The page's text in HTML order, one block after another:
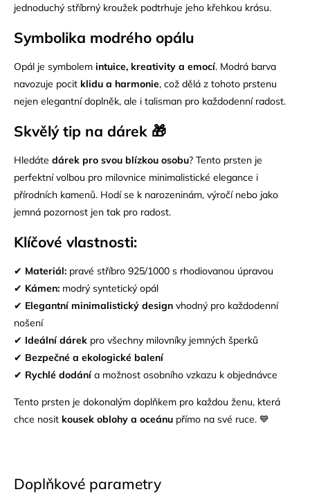
jednoduchý stříbrný kroužek podtrhuje jeho křehkou krásu.
Symbolika modrého opálu
Opál je symbolem intuice, kreativity a emocí. Modrá barva
navozuje pocit klidu a harmonie, což dělá z tohoto prstenu
nejen elegantní doplněk, ale i talisman pro každodenní radost.
Skvělý tip na dárek 🎁
Hledáte dárek pro svou blízkou osobu? Tento prsten je
perfektní volbou pro milovnice minimalistické elegance i
přírodních kamenů. Hodí se k narozeninám, výročí nebo jako
jemná pozornost jen tak pro radost.
Klíčové vlastnosti:
✔ Materiál: pravé stříbro 925/1000 s rhodiovanou úpravou
✔ Kámen: modrý syntetický opál
✔ Elegantní minimalistický design vhodný pro každodenní
nošení
✔ Ideální dárek pro všechny milovníky jemných šperků
✔ Bezpečné a ekologické balení
✔ Rychlé dodánía možnost osobního vzkazu k objednávce
Tento prsten je dokonalým doplňkem pro každou ženu, která
chce nosit kousek oblohy a oceánu přímo na své ruce. 💙
Doplňkové parametry